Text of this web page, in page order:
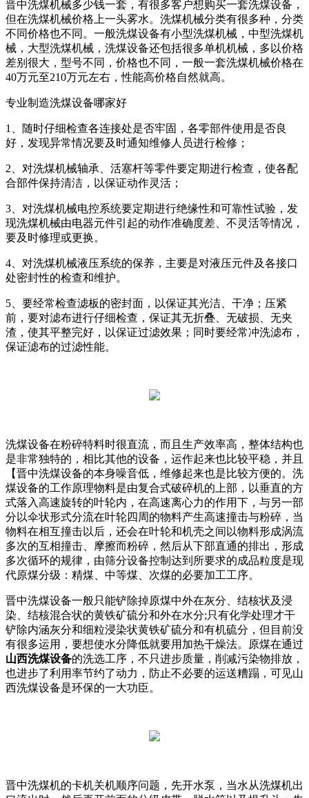
晋中洗煤机械多少钱一套，有很多客户想购买一套洗煤设备，
但在洗煤机械价格上一头雾水。洗煤机械分类有很多种，分类
不同价格也不同。一般洗煤设备有小型洗煤机械，中型洗煤机
械，大型洗煤机械，洗煤设备还包括很多单机机械，多以价格
差别很大，型号不同，价格也不同，一般一套洗煤机械价格在
40万元至210万元左右，性能高价格自然就高。
专业制造洗煤设备哪家好
1、随时仔细检查各连接处是否牢固，各零部件使用是否良
好，发现异常情况要及时通知维修人员进行检修；
2、对洗煤机械轴承、活塞杆等零件要定期进行检查，使各配
合部件保持清洁，以保证动作灵活；
3、对洗煤机械电控系统要定期进行绝缘性和可靠性试验，发
现洗煤机械由电器元件引起的动作准确度差、不灵活等情况，
要及时修理或更换。
4、对洗煤机械液压系统的保养，主要是对液压元件及各接口
处密封性的检查和维护。
5、要经常检查滤板的密封面，以保证其光洁、干净；压紧
前，要对滤布进行仔细检查，保证其无折叠、无破损、无夹
渣，使其平整完好，以保证过滤效果；同时要经常冲洗滤布，
保证滤布的过滤性能。
洗煤设备在粉碎特料时很直流，而且生产效率高，整体结构也
是非常独特的，相比其他的设备，运作起来也比较平稳，并且
【晋中洗煤设备的本身噪音低，维修起来也是比较方便的。洗
煤设备的工作原理物料是由复合式破碎机的上部，以垂直的方
式落入高速旋转的叶轮内，在高速离心力的作用下，与另一部
分以伞状形式分流在叶轮四周的物料产生高速撞击与粉碎，当
物料在相互撞击以后，还会在叶轮和机壳之间以物料形成涡流
多次的互相撞击、摩擦而粉碎，然后从下部直通的排出，形成
多次循环的规律，由筛分设备控制达到所要求的成品粒度是现
代原煤分级：精煤、中等煤、次煤的必要加工工序。
晋中洗煤设备一般只能铲除掉原煤中外在灰分、结核状及浸
染、结核混合状的黄铁矿硫分和外在水分;只有化学处理才干
铲除内涵灰分和细粒浸染状黄铁矿硫分和有机硫分，但目前没
有很多运用，要想使水分降低就要用加热干燥法。原煤在通过
山西洗煤设备的洗选工序，不只进步质量，削减污染物排放，
也进步了利用率节约了动力，防止不必要的运送糟蹋，可见山
西洗煤设备是环保的一大功臣。
晋中洗煤机的卡机关机顺序问题，先开水泵，当水从洗煤机出